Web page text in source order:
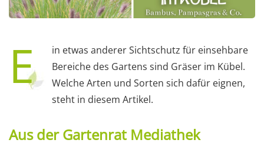
E
in etwas anderer Sichtschutz für einsehbare
Bereiche des Gartens sind Gräser im Kübel.
Welche Arten und Sorten sich dafür eignen,
steht in diesem Artikel.
Aus der Gartenrat Mediathek